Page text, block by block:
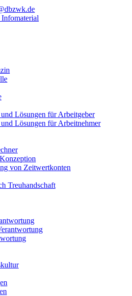
Lösungen für Arbeitgeber
Lösungen für Arbeitnehmer
von Zeitwertkonten
Treuhandschaft